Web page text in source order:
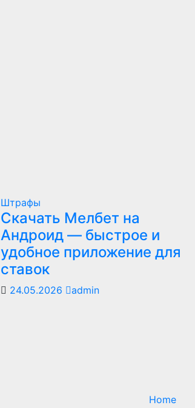
Штрафы
Скачать Мелбет на
Андроид — быстрое и
удобное приложение для
ставок
24.05.2026 admin
Home